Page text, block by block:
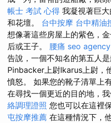
帳士 考試 心得 我凝視著巨
和花壇。 台中按摩 台中精油
想像著這些房屋上的紫色，
后或王子。 腰痛 seo agency
告說，一個不知名的第五人
Pinbacker上尉Ikarus上尉，
憤怒。 如果您的靴子清單上
在尋找一個更近的目的地，
絡調理證照 您也可以在這裡
屯按摩推薦 在這種情況下，